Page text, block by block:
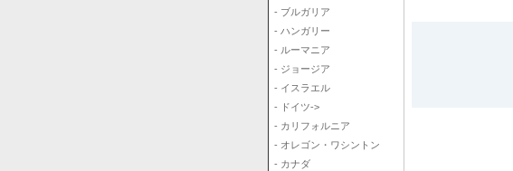
- ブルガリア
- ハンガリー
- ルーマニア
- ジョージア
- イスラエル
- ドイツ->
- カリフォルニア
- オレゴン・ワシントン
- カナダ